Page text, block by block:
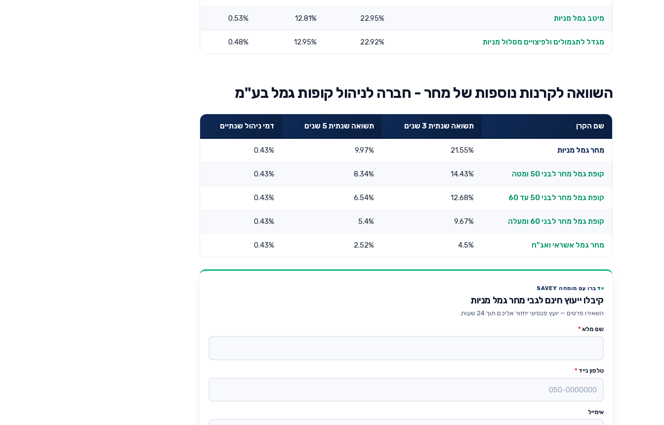
מיטב גמל מניות 22.95%
12.81%
0.53%
מגדל לתגמולים ולפיצויים מסלול מניות 22.92%
12.95%
0.48%
השוואה לקרנות נוספות של מחר - חברה לניהול קופות גמל בע"מ
שם הקרן תשואה שנתית 3 שנים תשואה שנתית 5 שנים דמי ניהול שנתיים
מחר גמל מניות 21.55%
9.97%
0.43%
קופת גמל מחר לבני 50 ומטה 14.43%
8.34%
0.43%
קופת גמל מחר לבני 50 עד 60 12.68%
6.54%
0.43%
קופת גמל מחר לבני 60 ומעלה 9.67%
5.4%
0.43%
מחר גמל אשראי ואג"ח 4.5%
2.52%
0.43%
דברו עם מומחה SAVEY
קיבלו ייעוץ חינם לגבי מחר גמל מניות
השאירו פרטים — יועץ פנסיוני יחזור אליכם תוך 24 שעות.
שם מלא *
טלפון נייד *
אימייל